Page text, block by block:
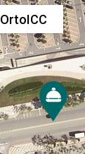
OrtoICC